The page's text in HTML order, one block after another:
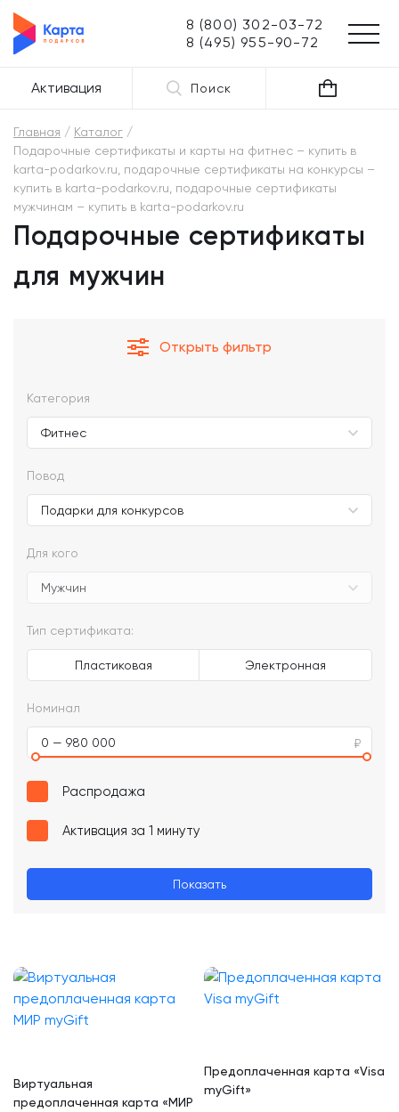
8 (800) 302-03-72
8 (495) 955-90-72
Активация Поиск
Главная
Каталог
Подарочные сертификаты и карты на фитнес – купить в
karta-podarkov.ru, подарочные сертификаты на конкурсы –
купить в karta-podarkov.ru, подарочные сертификаты
мужчинам – купить в karta-podarkov.ru
Подарочные сертификаты
для мужчин
Открыть фильтр
Категория
Повод
Для кого
Тип сертификата:
Пластиковая Электронная
Номинал
0 — 980 000
Распродажа
Активация за 1 минуту
Показать
Виртуальная
предоплаченная карта «МИР
Предоплаченная карта «Visa
myGift»